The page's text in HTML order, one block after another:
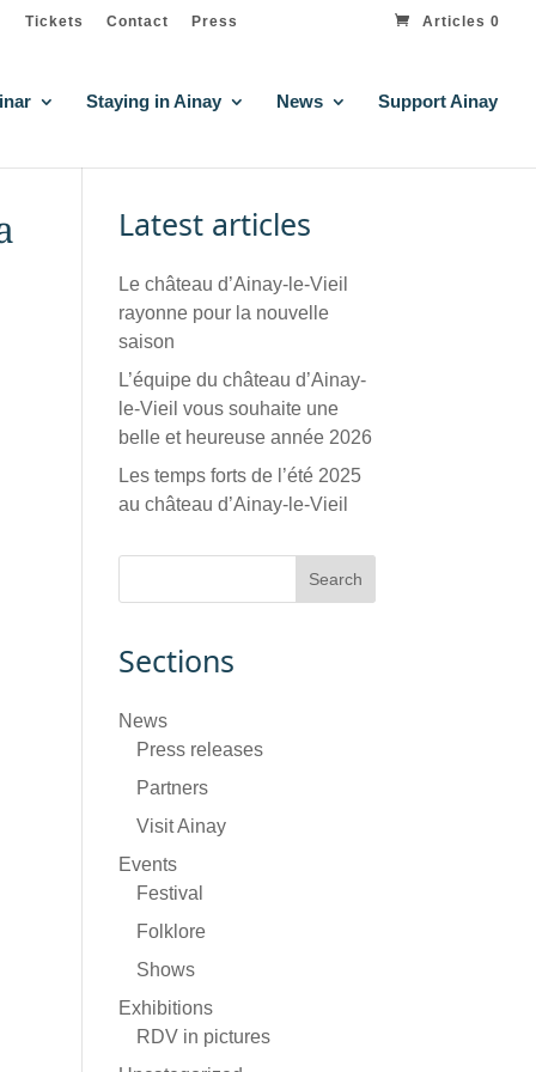
Tickets Contact Press Articles 0
Staying in Ainay News Support Ainay
Latest articles
Le château d’Ainay-le-Vieil
rayonne pour la nouvelle
saison
L’équipe du château d’Ainay-
le-Vieil vous souhaite une
belle et heureuse année 2026
Les temps forts de l’été 2025
au château d’Ainay-le-Vieil
Sections
News
Press releases
Partners
Visit Ainay
Events
Festival
Folklore
Shows
Exhibitions
RDV in pictures